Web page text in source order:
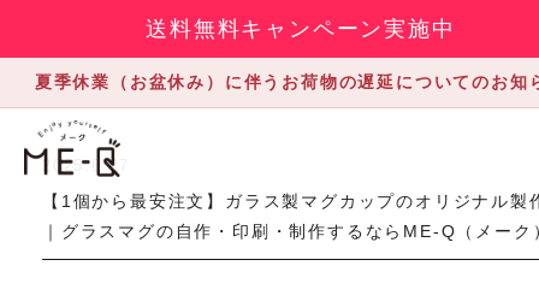
送料無料キャンペーン実施中
夏季休業（お盆休み）に伴うお荷物の遅延についてのお知
2025.6.27
【1個から最安注文】ガラス製マグカップのオリジナル製
｜グラスマグの自作・印刷・制作するならME-Q（メーク